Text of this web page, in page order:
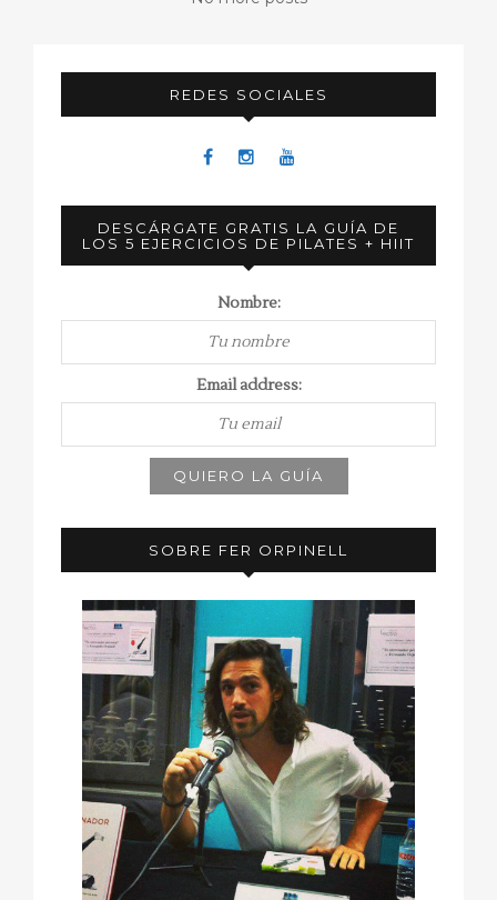
REDES SOCIALES
DESCÁRGATE GRATIS LA GUÍA DE
LOS 5 EJERCICIOS DE PILATES + HIIT
Nombre:
Email address:
SOBRE FER ORPINELL